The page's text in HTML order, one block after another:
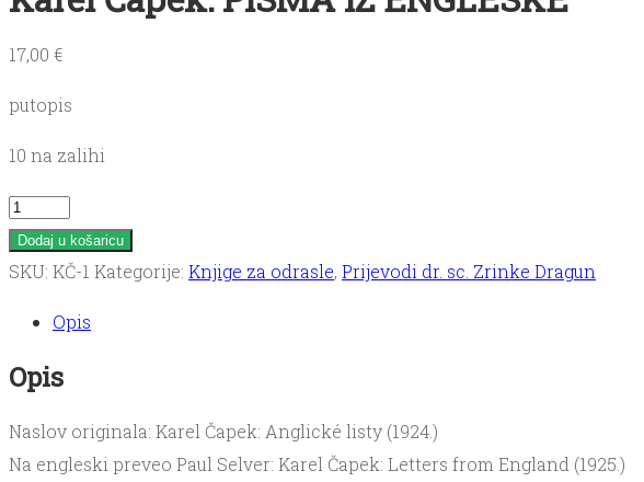
17,00 €
putopis
10 na zalihi
Karel
Čapek:
PISMA
ENGLESKE
količina
Dodaj u košaricu
SKU: KČ-1 Kategorije: Knjige za odrasle, Prijevodi dr. sc. Zrinke Dragun
Opis
Opis
Naslov originala: Karel Čapek: Anglické listy (1924.)
Na engleski preveo Paul Selver: Karel Čapek: Letters from England (1925.)